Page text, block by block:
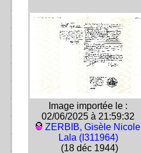
Image importée le :
02/06/2025 à 21:59:32
ZERBIB, Gisèle Nicole
Lala (I311964)
(18 déc 1944)